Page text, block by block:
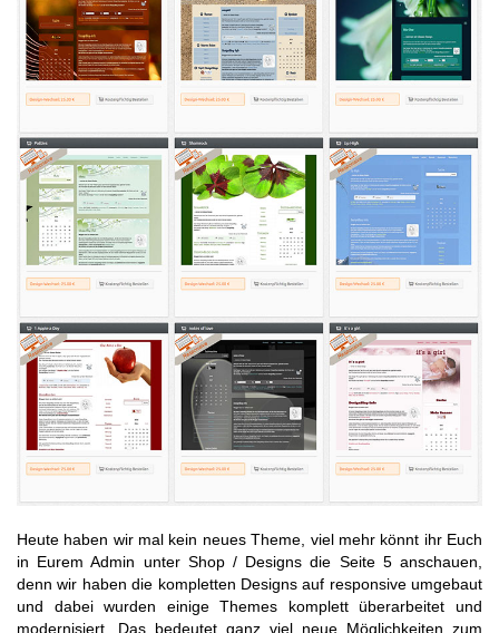
Heute haben wir mal kein neues Theme, viel mehr könnt ihr Euch
in Eurem Admin unter Shop / Designs die Seite 5 anschauen,
denn wir haben die kompletten Designs auf responsive umgebaut
und dabei wurden einige Themes komplett überarbeitet und
modernisiert. Das bedeutet ganz viel neue Möglichkeiten zum